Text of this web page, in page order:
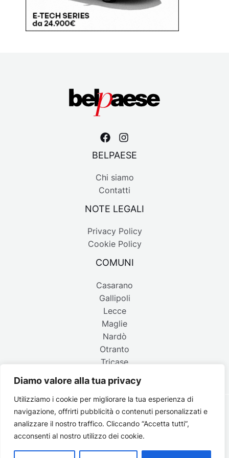
Diamo valore alla tua privacy
Utilizziamo i cookie per migliorare la tua esperienza di
navigazione, offrirti pubblicità o contenuti personalizzati e
analizzare il nostro traffico. Cliccando “Accetta tutti”,
acconsenti al nostro utilizzo dei cookie.
BELPAESE
Chi siamo
Contatti
NOTE LEGALI
Privacy Policy
Cookie Policy
COMUNI
Casarano
Gallipoli
Lecce
Maglie
Nardò
Otranto
Tricase
Copyright © 2026 Belpaese | Periodico d'informazione del
Salento - P.IVA 4637850753 - Testata registrata il 18 gennaio